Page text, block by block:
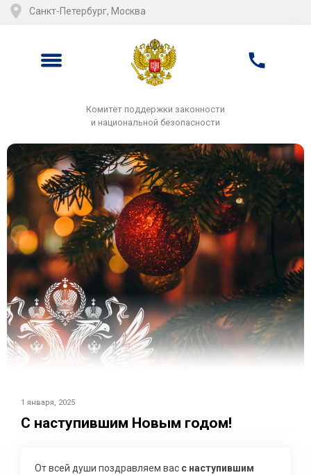
Санкт-Петербург, Москва
Комитет поддержки законности
и национальной безопасности
1 января, 2025
C наступившим Новым годом!
От всей души поздравляем вас с наступившим